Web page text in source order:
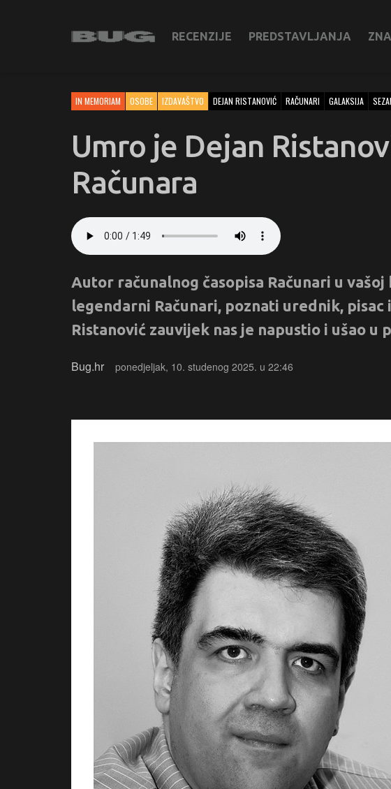
RECENZIJE PREDSTAVLJANJA
IN MEMORIAM OSOBE IZDAVAŠTVO DEJAN RISTANOVIĆ RAČUNARI GALAKSIJA
Umro je Dejan
Računara
Autor računalnog časopisa Računari u
legendarni Računari, poznati urednik,
Ristanović zauvijek nas je napustio i ušao u
Bug.hr ponedjeljak, 10. studenog 2025. u 22:46